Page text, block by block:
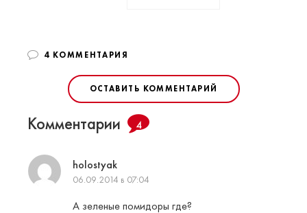
4 КОММЕНТАРИЯ
ОСТАВИТЬ КОММЕНТАРИЙ
Комментарии 4
holostyak
06.09.2014 в 07:04
А зеленые помидоры где?